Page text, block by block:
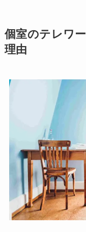
個室のテレワ
理由